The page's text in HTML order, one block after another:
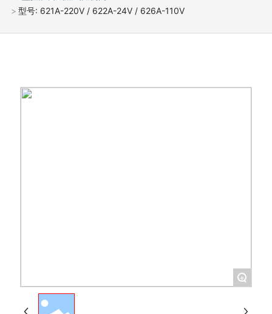
型号: 621A-220V / 622A-24V / 626A-110V
+